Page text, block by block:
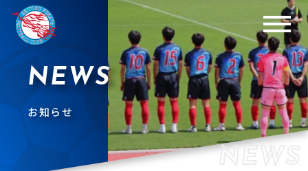
NEWS
お知らせ